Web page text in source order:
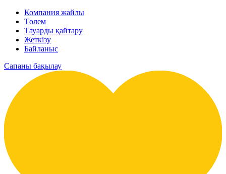
Компания жайлы
Төлем
Тауарды қайтару
Жеткізу
Байланыс
Сапаны бақылау